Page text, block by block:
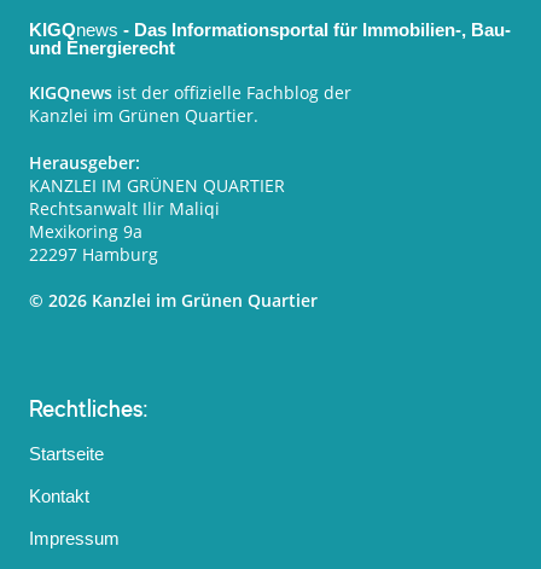
KIGQnews - Das Informationsportal für Immobilien-, Bau-
und Energierecht
KIGQnews ist der offizielle Fachblog der
Kanzlei im Grünen Quartier.
Herausgeber:
KANZLEI IM GRÜNEN QUARTIER
Rechtsanwalt Ilir Maliqi
Mexikoring 9a
22297 Hamburg
© 2026 Kanzlei im Grünen Quartier
Rechtliches:
Startseite
Kontakt
Impressum